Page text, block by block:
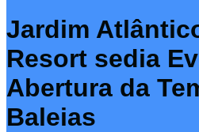
Jardim
Resort sedia
Abertura da
Baleias